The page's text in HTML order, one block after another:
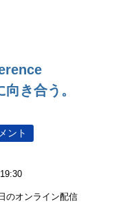
き合う。
ント
オンライン配信